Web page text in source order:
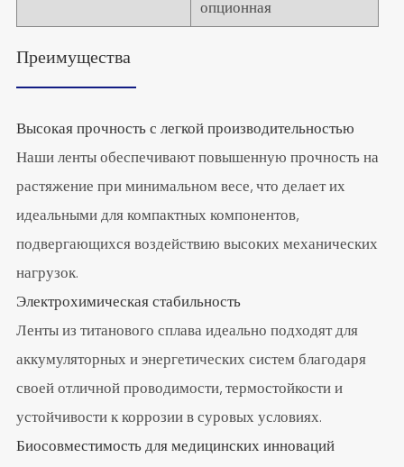
опционная
Преимущества
Высокая прочность с легкой производительностью
Наши ленты обеспечивают повышенную прочность на
растяжение при минимальном весе, что делает их
идеальными для компактных компонентов,
подвергающихся воздействию высоких механических
нагрузок.
Электрохимическая стабильность
Ленты из титанового сплава идеально подходят для
аккумуляторных и энергетических систем благодаря
своей отличной проводимости, термостойкости и
устойчивости к коррозии в суровых условиях.
Биосовместимость для медицинских инноваций